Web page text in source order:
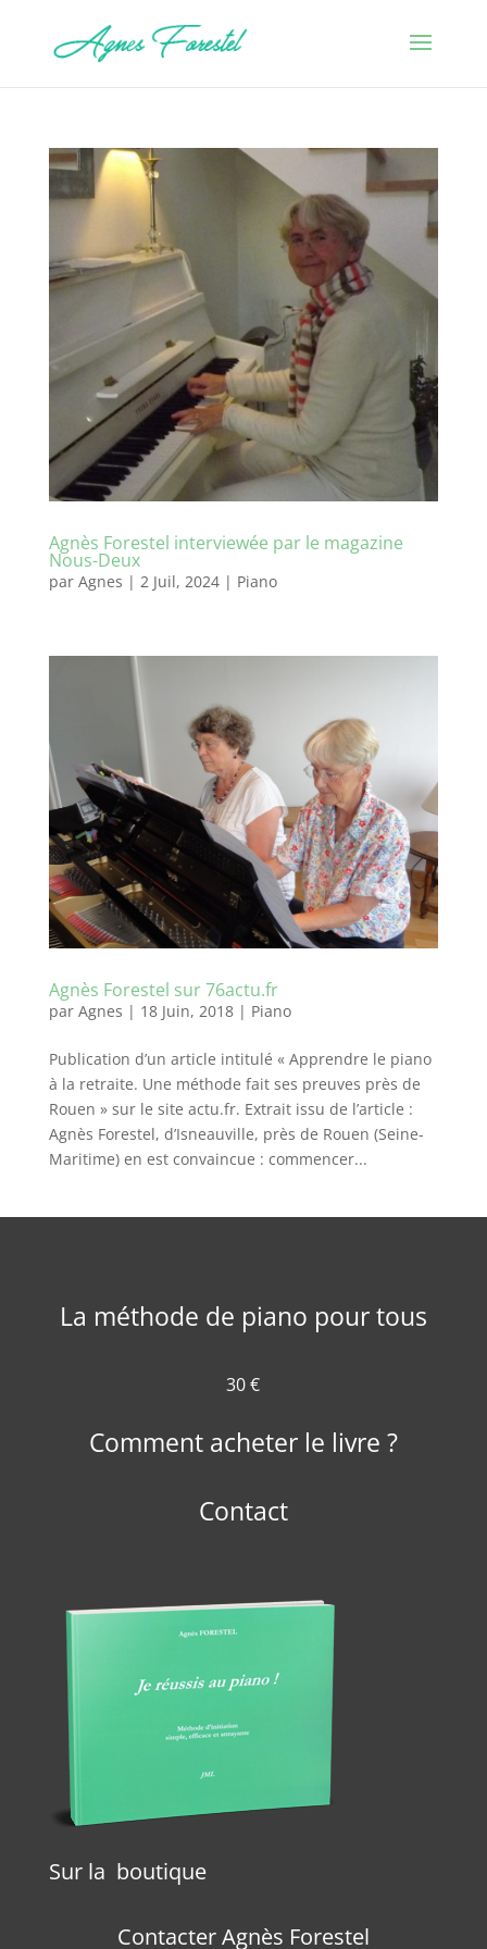
Agnès Forestel interviewée par le magazine
Nous-Deux
par Agnes | 2 Juil, 2024| Piano
Agnès Forestel sur 76actu.fr
par Agnes | 18 Juin, 2018| Piano
Publication d’un article intitulé « Apprendre le piano
à la retraite. Une méthode fait ses preuves près de
Rouen » sur le site actu.fr. Extrait issu de l’article :
Agnès Forestel, d’Isneauville, près de Rouen (Seine-
Maritime) en est convaincue : commencer...
La méthode de piano pour tous
30 €
Comment acheter le livre ?
Contact
Sur la boutique
Contacter Agnès Forestel